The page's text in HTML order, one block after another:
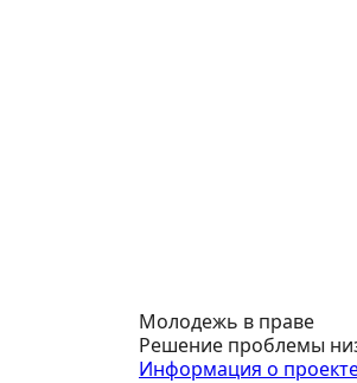
Молодежь в праве
Решение проблемы
Информация о